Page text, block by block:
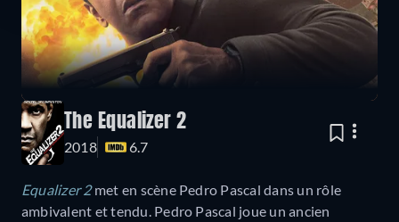
The Equalizer 2
2018 6.7
Equalizer 2met en scène Pedro Pascal dans un rôle
ambivalent et tendu. Pedro Pascal joue un ancien